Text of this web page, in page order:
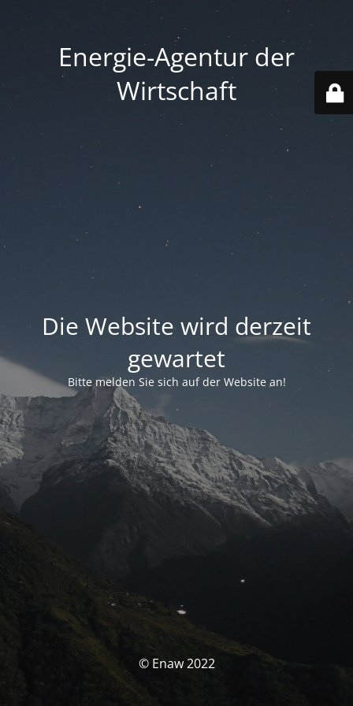
Energie-Agentur der
Wirtschaft
Die Website wird derzeit
gewartet
Bitte melden Sie sich auf der Website an!
© Enaw 2022